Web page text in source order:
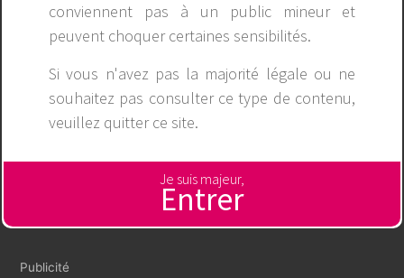
conviennent pas à un public mineur et
peuvent choquer certaines sensibilités.
Si vous n'avez pas la majorité légale ou ne
souhaitez pas consulter ce type de contenu,
veuillez quitter ce site.
Je suis majeur,
Entrer
Publicité